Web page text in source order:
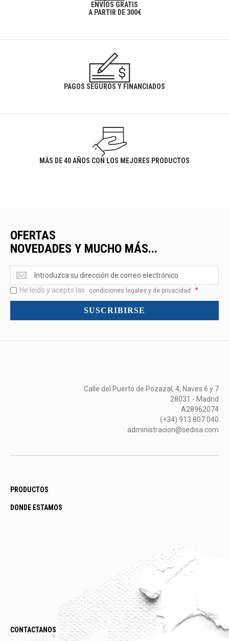
ENVÍOS GRATIS
A PARTIR DE 300€
PAGOS SEGUROS Y FINANCIADOS
MÁS DE 40 AÑOS CON LOS MEJORES PRODUCTOS
OFERTAS
NOVEDADES Y MUCHO MÁS...
Ofertas
<br>Novedades
y
mucho
He leido y acepto las condiciones legales y de privacidad *
SUSCRIBIRSE
Calle del Puerto de Pozazal, 4, Naves 6 y 7
28031 - Madrid
A28962074
(+34) 913 807 040
administracion@sedisa.com
PRODUCTOS
DONDE ESTAMOS
CONTACTANOS